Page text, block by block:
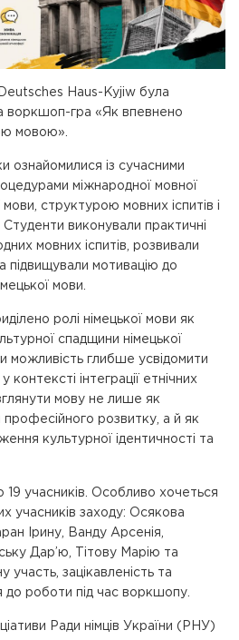
Haus-Kyjiw була
воркшоп-гра «Як впевнено
мовою».
ознайомилися із сучасними
міжнародної мовної
мови, структурою мовних іспитів і
виконували практичні
мовних іспитів, розвивали
підвищували мотивацію до
мови.
ролі німецької мови як
спадщини німецької
можливість глибше усвідомити
контексті інтеграції етнічних
мову не лише як
професійного розвитку, а й як
культурної ідентичності та
19 учасників. Особливо хочеться
учасників заходу: Осякова
Ірину, Ванду Арсенія,
Дар’ю, Тітову Марію та
участь, зацікавленість та
до роботи під час воркшопу.
Ради німців України (РНУ)